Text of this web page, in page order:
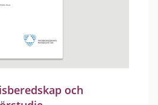
och